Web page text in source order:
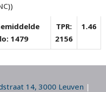
1479
TPR:
2156
1.46
14, 3000 Leuven |